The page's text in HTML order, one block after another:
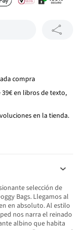
compra
en libros de texto,
en la tienda.
selección de
Bags. Llegamos al
en absoluto. Al estilo
nos narra el reinado
albino que habita